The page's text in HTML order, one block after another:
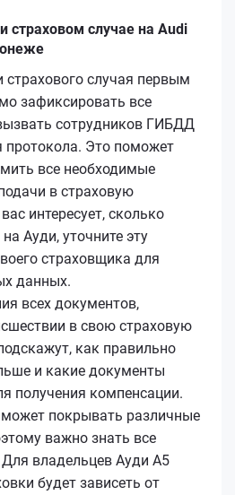
страховом случае на Audi
страхового случая первым
зафиксировать все
сотрудников ГИБДД
протокола. Это поможет
все необходимые
в страховую
интересует, сколько
Ауди, уточните эту
страховщика для
данных.
всех документов,
в свою страховую
как правильно
и какие документы
получения компенсации.
покрывать различные
важно знать все
владельцев Ауди А5
будет зависеть от